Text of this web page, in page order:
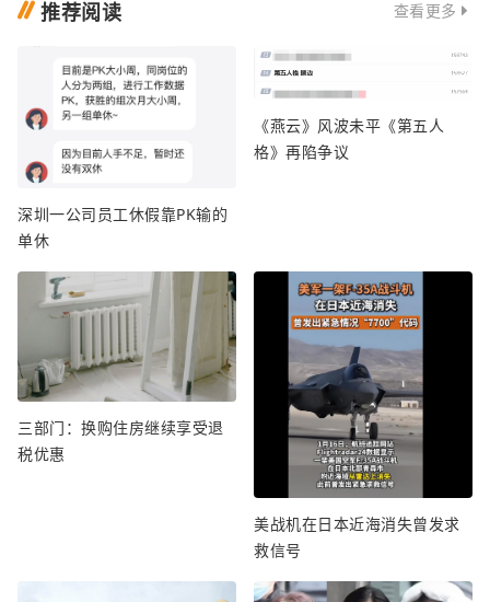
推荐阅读 查看更多
深圳一公司员工休假靠PK输的
单休
《燕云》风波未平《第五人
格》再陷争议
三部门：换购住房继续享受退
税优惠
美战机在日本近海消失曾发求
救信号